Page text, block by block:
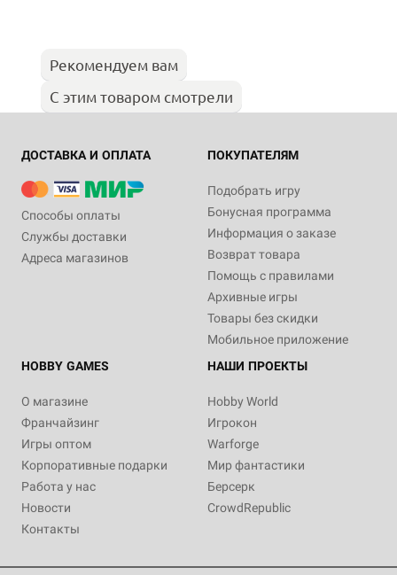
Рекомендуем вам
С этим товаром смотрели
ДОСТАВКА И ОПЛАТА
Способы оплаты
Службы доставки
Адреса магазинов
ПОКУПАТЕЛЯМ
Подобрать игру
Бонусная программа
Информация о заказе
Возврат товара
Помощь с правилами
Архивные игры
Товары без скидки
Мобильное приложение
HOBBY GAMES
О магазине
Франчайзинг
Игры оптом
Корпоративные подарки
Работа у нас
Новости
Контакты
НАШИ ПРОЕКТЫ
Hobby World
Игрокон
Warforge
Мир фантастики
Берсерк
CrowdRepublic